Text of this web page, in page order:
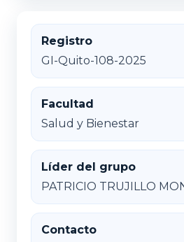
Registro
GI-Quito-108-2025
Facultad
Salud y Bienestar
Líder del grupo
PATRICIO TRUJILLO
Contacto